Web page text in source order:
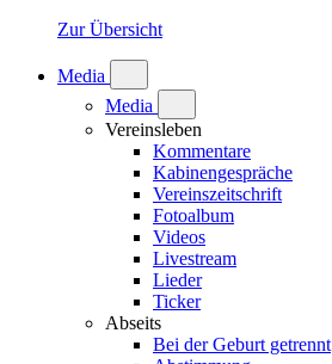
Zur Übersicht
Media
Media
Vereinsleben
Kommentare
Kabinengespräche
Vereinszeitschrift
Fotoalbum
Videos
Livestream
Lieder
Ticker
Abseits
Bei der Geburt getrennt